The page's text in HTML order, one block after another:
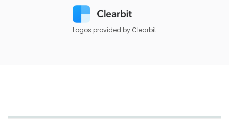
Logos provided by Clearbit